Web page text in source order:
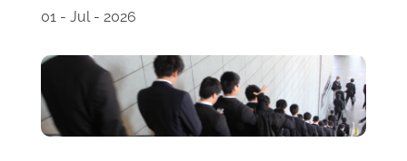
01 - Jul - 2026